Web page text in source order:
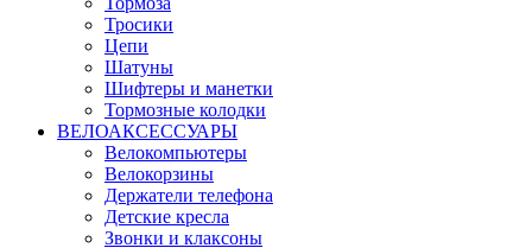
Тросики
Цепи
Шатуны
Шифтеры и манетки
Тормозные колодки
ВЕЛОАКСЕССУАРЫ
Велокомпьютеры
Велокорзины
Держатели телефона
Детские кресла
Звонки и клаксоны